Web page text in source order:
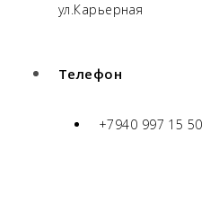
ул.Карьерная
Телефон
+7940 997 15 50